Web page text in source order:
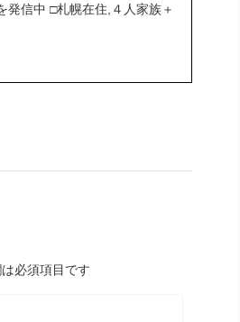
発信中 □札幌在住,４人家族＋
必須項目です